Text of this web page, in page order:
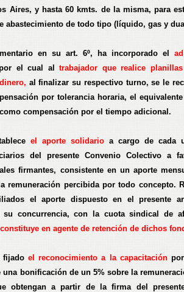
Aires, y hasta 60 kmts. de la misma, para
abastecimiento de todo tipo (líquido, gas y
en su art. 6º, ha incorporado el
el cual altrabajador que realice
al finalizar su respectivo turno, se le
por tolerancia horaria, el
compensación por el tiempo adicional.
el aporte solidarioa cargo de cada
del presente Convenio Colectivo a
firmantes, consistente en un aporte
remuneración percibida por todo concepto.
el aporte dispuesto en el presente
su concurrencia, con la cuota sindical de
constituye en agente de retención de dichos
fijadoel reconocimiento a la capacitaciónpor
una bonificación de un 5% sobre la
obtengan a partir de la firma del